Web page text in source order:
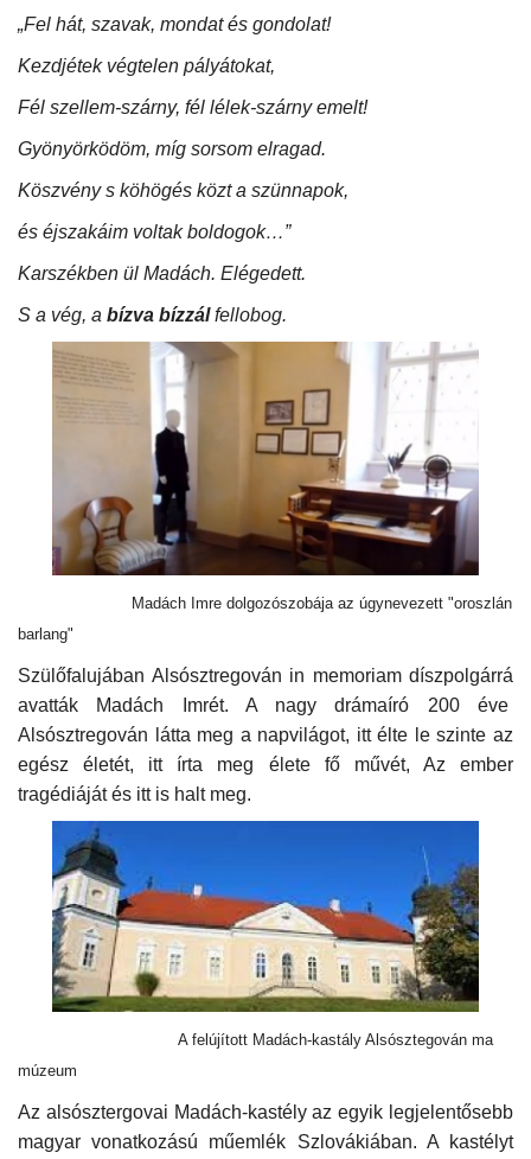
„Fel hát, szavak, mondat és gondolat!
Kezdjétek végtelen pályátokat,
Fél szellem-szárny, fél lélek-szárny emelt!
Gyönyörködöm, míg sorsom elragad.
Köszvény s köhögés közt a szünnapok,
és éjszakáim voltak boldogok…”
Karszékben ül Madách. Elégedett.
S a vég, a bízva bízzálfellobog.
Madách Imre dolgozószobája az úgynevezett "oroszlán
barlang"
Szülőfalujában Alsósztregován in memoriam díszpolgárrá
avatták Madách Imrét. A nagy drámaíró 200 éve
Alsósztregován látta meg a napvilágot, itt élte le szinte az
egész életét, itt írta meg élete fő művét, Az ember
tragédiáját és itt is halt meg.
A felújított Madách-kastály Alsósztegován ma
múzeum
Az alsósztergovai Madách-kastély az egyik legjelentősebb
magyar vonatkozású műemlék Szlovákiában. A kastélyt